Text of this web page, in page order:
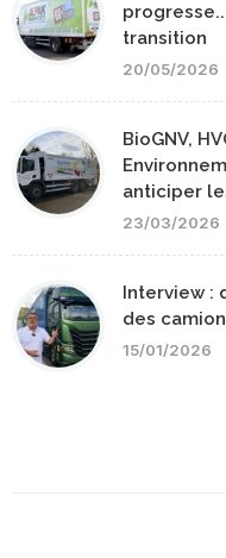
transition
20/05/2026
BioGNV,
anticiper
23/03/2026
Interview :
des
15/01/2026